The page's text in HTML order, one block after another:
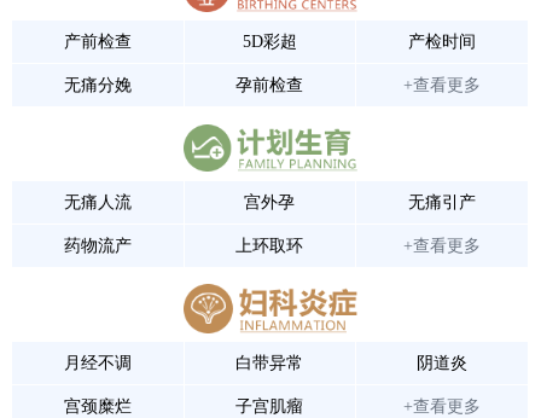
产前检查 5D彩超 产检时间
无痛分娩 孕前检查 +查看更多
无痛人流 宫外孕 无痛引产
药物流产 上环取环 +查看更多
月经不调 白带异常 阴道炎
宫颈糜烂 子宫肌瘤 +查看更多